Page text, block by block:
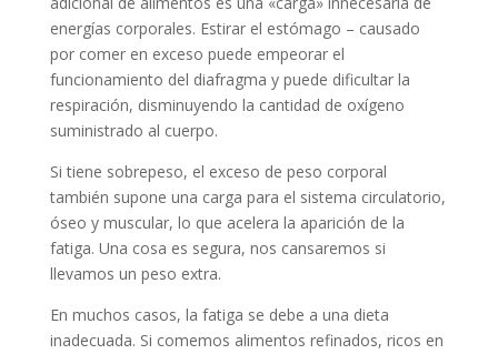
energías corporales. Estirar el estómago – causado
por comer en exceso puede empeorar el
funcionamiento del diafragma y puede dificultar la
respiración, disminuyendo la cantidad de oxígeno
suministrado al cuerpo.
Si tiene sobrepeso, el exceso de peso corporal
también supone una carga para el sistema circulatorio,
óseo y muscular, lo que acelera la aparición de la
fatiga. Una cosa es segura, nos cansaremos si
llevamos un peso extra.
En muchos casos, la fatiga se debe a una dieta
inadecuada. Si comemos alimentos refinados, ricos en